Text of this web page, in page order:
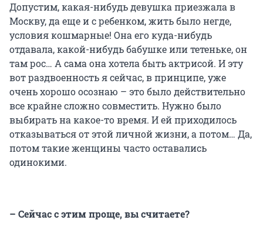
Допустим, какая-нибудь девушка приезжала в
Москву, да еще и с ребенком, жить было негде,
условия кошмарные! Она его куда-нибудь
отдавала, какой-нибудь бабушке или тетеньке, он
там рос… А сама она хотела быть актрисой. И эту
вот раздвоенность я сейчас, в принципе, уже
очень хорошо осознаю – это было действительно
все крайне сложно совместить. Нужно было
выбирать на какое-то время. И ей приходилось
отказываться от этой личной жизни, а потом… Да,
потом такие женщины часто оставались
одинокими.
– Сейчас с этим проще, вы считаете?